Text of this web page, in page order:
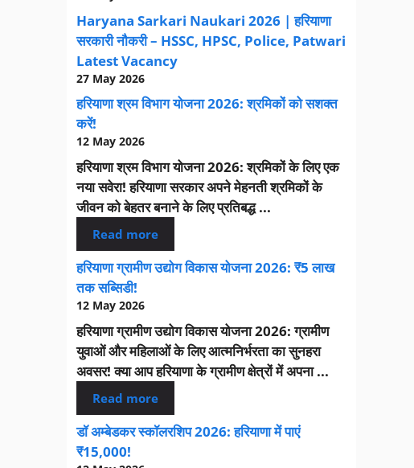
Haryana Sarkari Naukari 2026 | हरियाणा
सरकारी नौकरी – HSSC, HPSC, Police, Patwari
Latest Vacancy
27 May 2026
हरियाणा श्रम विभाग योजना 2026: श्रमिकों को सशक्त
करें!
12 May 2026
हरियाणा श्रम विभाग योजना 2026: श्रमिकों के लिए एक
नया सवेरा! हरियाणा सरकार अपने मेहनती श्रमिकों के
जीवन को बेहतर बनाने के लिए प्रतिबद्ध ...
Read more
हरियाणा ग्रामीण उद्योग विकास योजना 2026: ₹5 लाख
तक सब्सिडी!
12 May 2026
हरियाणा ग्रामीण उद्योग विकास योजना 2026: ग्रामीण
युवाओं और महिलाओं के लिए आत्मनिर्भरता का सुनहरा
अवसर! क्या आप हरियाणा के ग्रामीण क्षेत्रों में अपना ...
Read more
डॉ अम्बेडकर स्कॉलरशिप 2026: हरियाणा में पाएं
₹15,000!